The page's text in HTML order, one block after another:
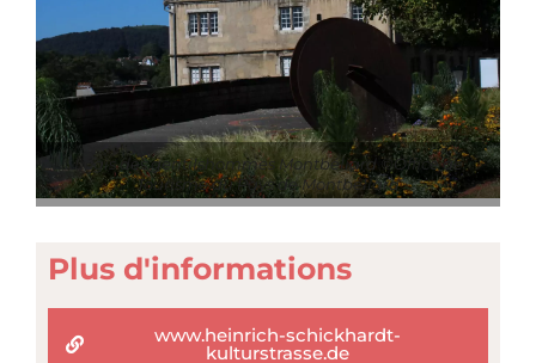
Logis des gentilshommes Montbéliard ©Office de
Tourisme du Pays de Montbéliard
Plus d'informations
www.heinrich-schickhardt-
kulturstrasse.de